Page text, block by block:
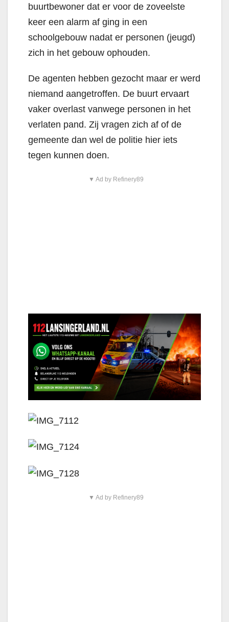
buurtbewoner dat er voor de zoveelste
keer een alarm af ging in een
schoolgebouw nadat er personen (jeugd)
zich in het gebouw ophouden.
De agenten hebben gezocht maar er werd
niemand aangetroffen. De buurt ervaart
vaker overlast vanwege personen in het
verlaten pand. Zij vragen zich af of de
gemeente dan wel de politie hier iets
tegen kunnen doen.
▼ Ad by Refinery89
▼ Ad by Refinery89